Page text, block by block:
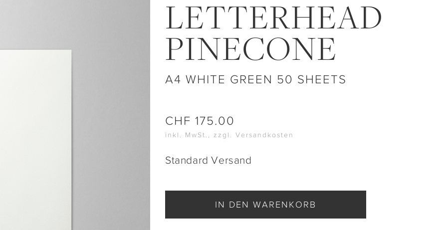
LETTERHEAD
PINECONE
A4 WHITE GREEN 50 SHEETS
CHF 175.00
inkl. MwSt., zzgl. Versandkosten
Standard Versand
IN DEN WARENKORB